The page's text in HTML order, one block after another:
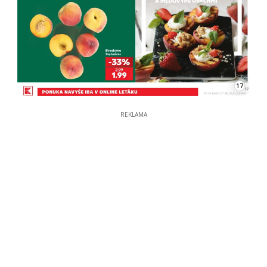
17
REKLAMA